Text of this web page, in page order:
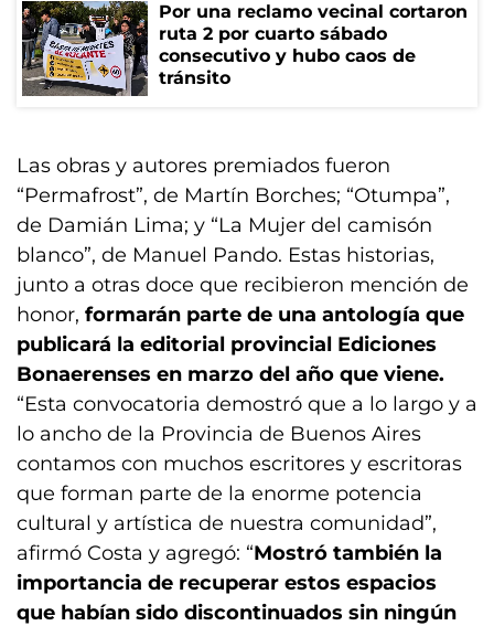
Por una reclamo vecinal cortaron
ruta 2 por cuarto sábado
consecutivo y hubo caos de
tránsito
Las obras y autores premiados fueron
“Permafrost”, de Martín Borches; “Otumpa”,
de Damián Lima; y “La Mujer del camisón
blanco”, de Manuel Pando. Estas historias,
junto a otras doce que recibieron mención de
honor, formarán parte de una antología que
publicará la editorial provincial Ediciones
Bonaerenses en marzo del año que viene.
“Esta convocatoria demostró que a lo largo y a
lo ancho de la Provincia de Buenos Aires
contamos con muchos escritores y escritoras
que forman parte de la enorme potencia
cultural y artística de nuestra comunidad”,
afirmó Costa y agregó: “Mostró también la
importancia de recuperar estos espacios
que habían sido discontinuados sin ningún